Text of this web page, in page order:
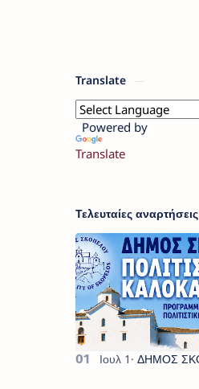
Translate
Powered by
Translate
Τελευταίες αναρτήσεις